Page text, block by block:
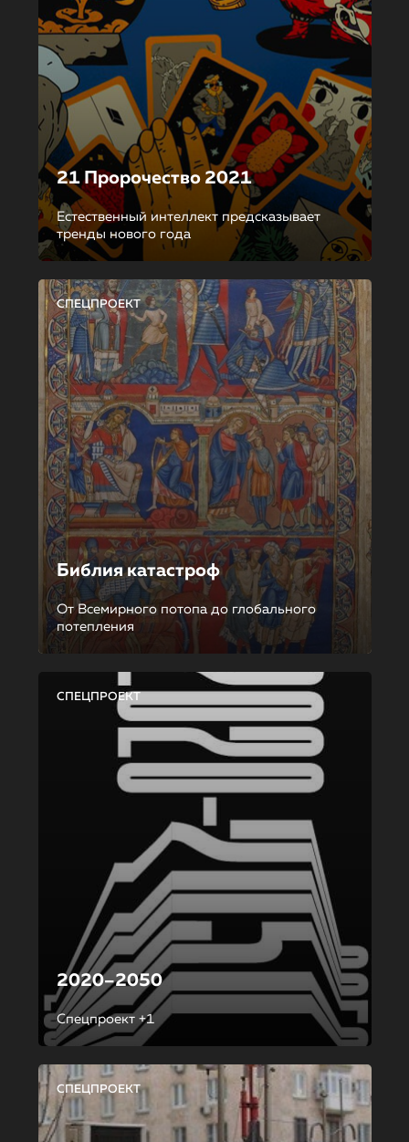
21 Пророчество 2021
Естественный интеллект предсказывает
тренды нового года
СПЕЦПРОЕКТ
Библия катастроф
От Всемирного потопа до глобального
потепления
СПЕЦПРОЕКТ
2020–2050
Спецпроект +1
СПЕЦПРОЕКТ